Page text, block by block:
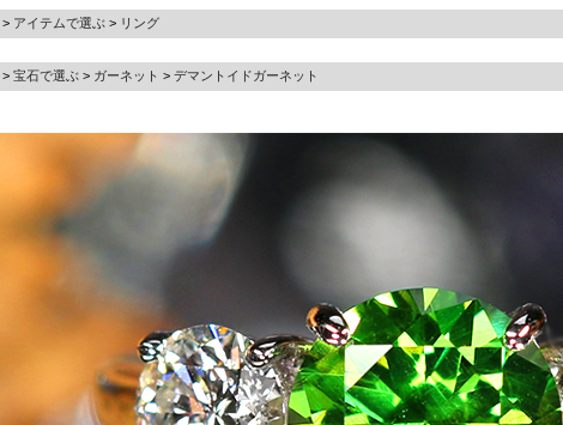
> アイテムで選ぶ > リング
> 宝石で選ぶ > ガーネット > デマントイドガーネット